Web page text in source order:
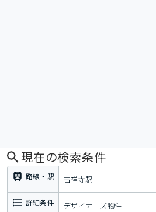
現在の検索条件
路線・駅 吉祥寺駅
詳細条件 デザイナーズ物件